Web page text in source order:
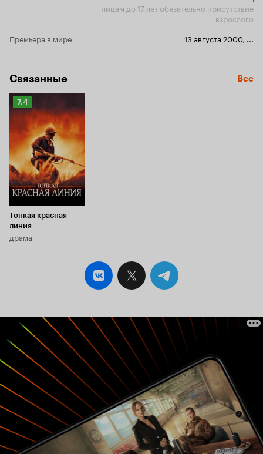
лицам до 17 лет обязательно присутствие
взрослого
Премьера в мире
13 августа 2000, ...
Связанные Все
Рейтинг
Кинопоиска
7.4
Тонкая красная
линия
драма